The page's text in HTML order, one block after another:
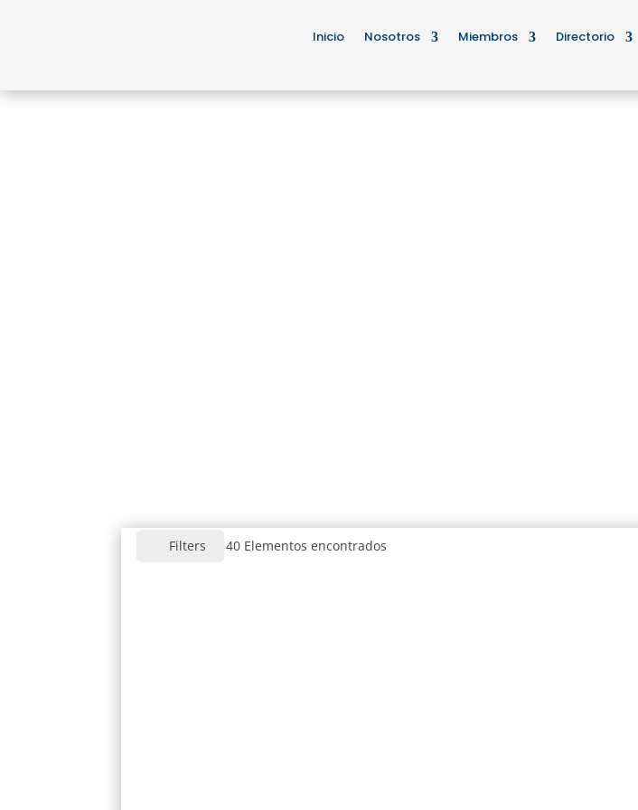
Inicio Nosotros Miembros Directorio
Filters 40 Elementos encontrados